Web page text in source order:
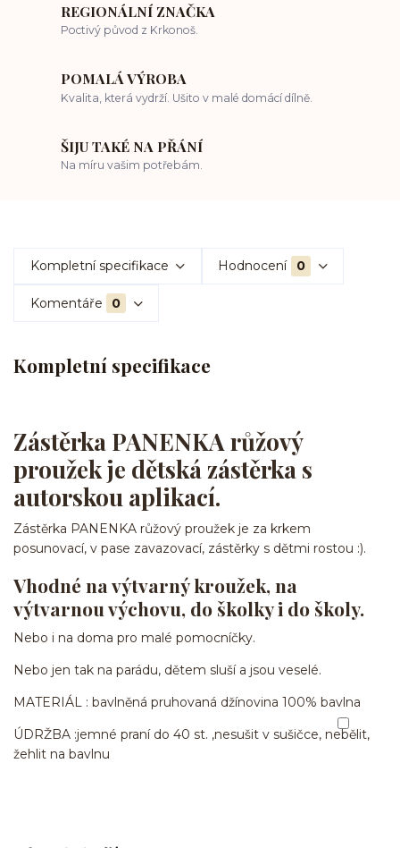
REGIONÁLNÍ ZNAČKA
Poctivý původ z Krkonoš.
POMALÁ VÝROBA
Kvalita, která vydrží. Ušito v malé domácí dílně.
ŠIJU TAKÉ NA PŘÁNÍ
Na míru vašim potřebám.
Kompletní specifikace Hodnocení 0
Komentáře 0
Kompletní specifikace
Zástěrka PANENKA růžový
proužek je dětská zástěrka s
autorskou aplikací.
Zástěrka PANENKA růžový proužek je za krkem
posunovací, v pase zavazovací, zástěrky s dětmi rostou :).
Vhodné na výtvarný kroužek, na
výtvarnou výchovu, do školky i do školy.
Nebo i na doma pro malé pomocníčky.
Nebo jen tak na parádu, dětem sluší a jsou veselé.
MATERIÁL : bavlněná pruhovaná džínovina 100% bavlna
ÚDRŽBA :jemné praní do 40 st. ,nesušit v sušičce, nebělit,
žehlit na bavlnu